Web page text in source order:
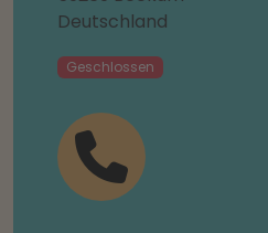
Deutschland
Geschlossen